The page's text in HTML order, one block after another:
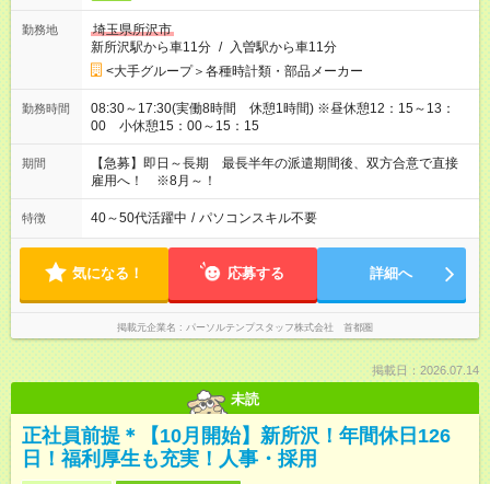
勤務地
埼玉県所沢市
新所沢駅から車11分 / 入曽駅から車11分
<大手グループ＞各種時計類・部品メーカー
勤務時間
08:30～17:30(実働8時間 休憩1時間) ※昼休憩12：15～13：
00 小休憩15：00～15：15
期間
【急募】即日～長期 最長半年の派遣期間後、双方合意で直接
雇用へ！ ※8月～！
特徴 40～50代活躍中 / パソコンスキル不要
気になる！ 応募する 詳細へ
掲載元企業名 パーソルテンプスタッフ株式会社 首都圏
掲載日：2026.07.14
未読
正社員前提＊【10月開始】新所沢！年間休日126
日！福利厚生も充実！人事・採用